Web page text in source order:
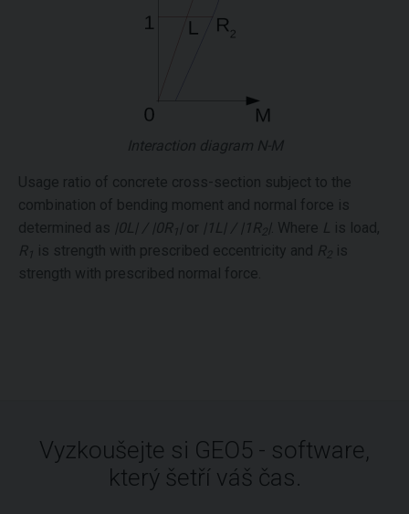
Interaction diagram N-M
Usage ratio of concrete cross-section subject to the
combination of bending moment and normal force is
determined as |0L| / |0R 1 |or |1L| / |1R2 |. Where L is load,
R 1 is strength with prescribed eccentricity and R2
is
strength with prescribed normal force.
Vyzkoušejte si GEO5 - software,
který šetří váš čas.